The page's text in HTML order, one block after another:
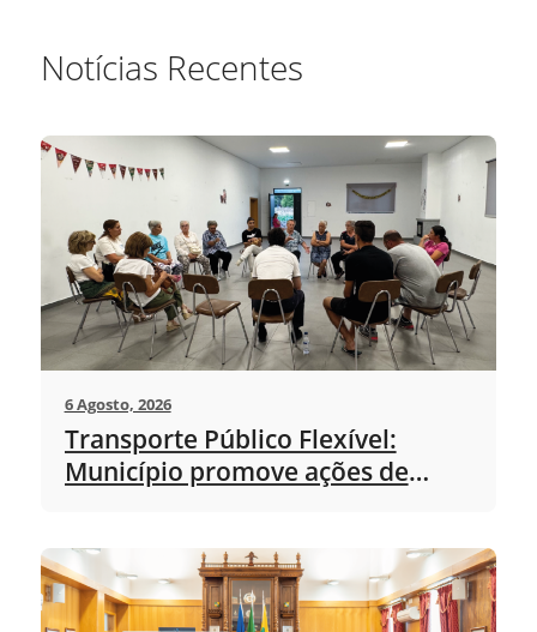
Notícias Recentes
6 Agosto, 2026
Transporte Público Flexível:
Município promove ações de